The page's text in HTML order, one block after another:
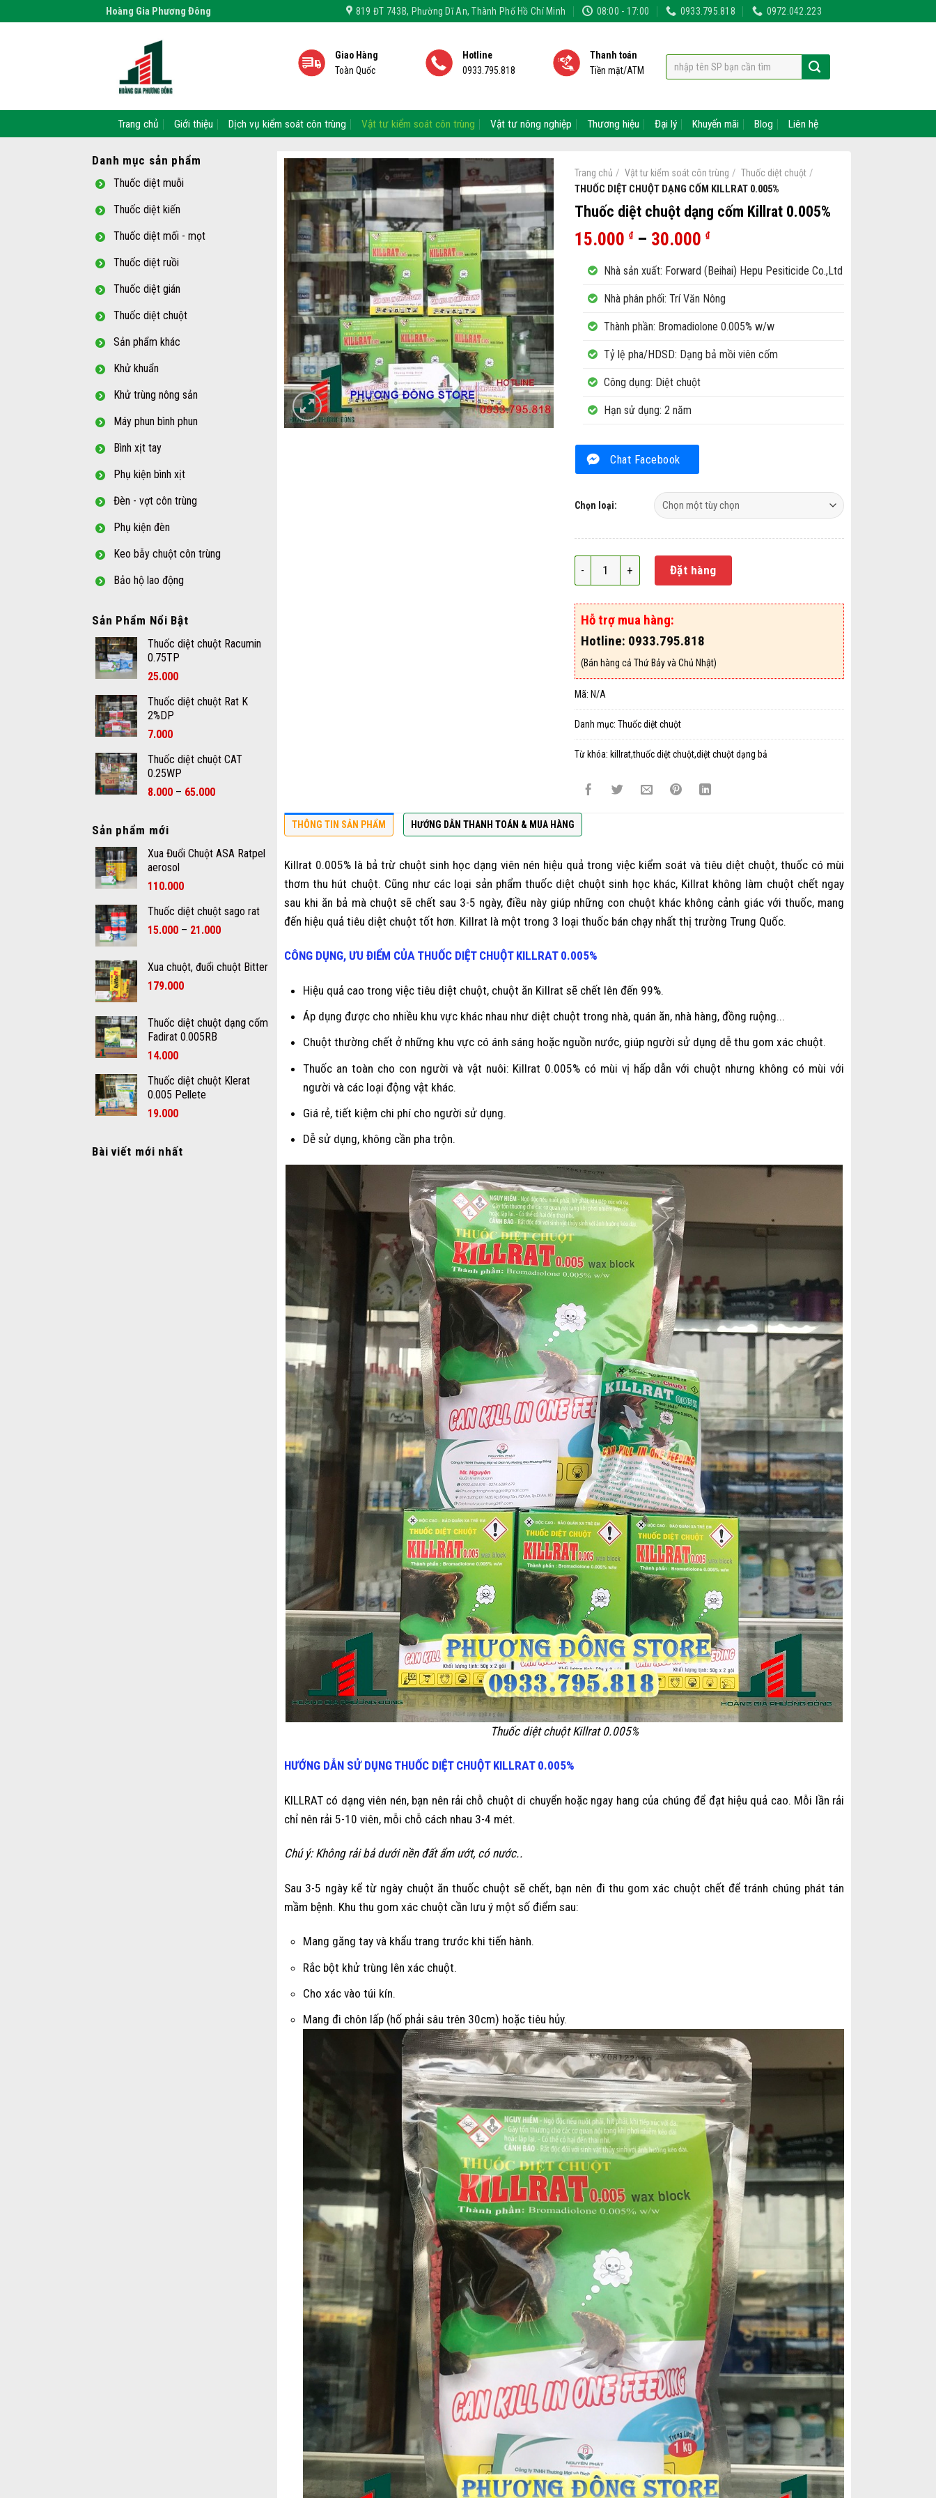
Hoàng Gia Phương Đông 819 ĐT 743B, Phường Dĩ An, Thành Phố Hồ Chí Minh 08:00 - 17:00 0933.795.818 0972.042.223
Giao Hàng
Toàn Quốc
Hotline
0933.795.818
Thanh toán
Tiền mặt/ATM
Trang chủ Giới thiệu Dịch vụ kiểm soát côn trùng Vật tư kiểm soát côn trùng Vật tư nông nghiệp Thương hiệu Đại lý Khuyến mãi Blog Liên hệ
Danh mục sản phẩm
Thuốc diệt muỗi
Thuốc diệt kiến
Thuốc diệt mối - mọt
Thuốc diệt ruồi
Thuốc diệt gián
Thuốc diệt chuột
Sản phẩm khác
Khử khuẩn
Khử trùng nông sản
Máy phun bình phun
Bình xịt tay
Phụ kiện bình xịt
Đèn - vợt côn trùng
Phụ kiện đèn
Keo bẫy chuột côn trùng
Bảo hộ lao động
Sản Phẩm Nổi Bật
Thuốc diệt chuột Racumin
0.75TP
25.000
Thuốc diệt chuột Rat K
2%DP
7.000
Thuốc diệt chuột CAT
0.25WP
8.000 – 65.000
Sản phẩm mới
Xua Đuổi Chuột ASA Ratpel
aerosol
110.000
Thuốc diệt chuột sago rat
15.000 – 21.000
Xua chuột, đuổi chuột Bitter
179.000
Thuốc diệt chuột dạng cốm
Fadirat 0.005RB
14.000
Thuốc diệt chuột Klerat
0.005 Pellete
19.000
Bài viết mới nhất
Trang chủ / Vật tư kiểm soát côn trùng / Thuốc diệt chuột /
THUỐC DIỆT CHUỘT DẠNG CỐM KILLRAT 0.005%
Thuốc diệt chuột dạng cốm Killrat 0.005%
15.000 ₫ – 30.000 ₫
Nhà sản xuất: Forward (Beihai) Hepu Pesiticide Co.,Ltd
Nhà phân phối: Trí Văn Nông
Thành phần: Bromadiolone 0.005% w/w
Tỷ lệ pha/HDSD: Dạng bả mồi viên cốm
Công dụng: Diệt chuột
Hạn sử dụng: 2 năm
Chat Facebook
Chọn loại:
Thuốc diệt chuột dạng cốm Killrat 0.005% số lượng
Đặt hàng
Hỗ trợ mua hàng:
Hotline: 0933.795.818
(Bán hàng cả Thứ Bảy và Chủ Nhật)
Mã: N/A
Danh mục: Thuốc diệt chuột
Từ khóa: killrat,thuốc diệt chuột,diệt chuột dạng bả
THÔNG TIN SẢN PHẨM HƯỚNG DẪN THANH TOÁN & MUA HÀNG
Killrat 0.005% là bả trừ chuột sinh học dạng viên nén hiệu quả trong việc kiểm soát và tiêu diệt chuột, thuốc có mùi
thơm thu hút chuột. Cũng như các loại sản phẩm thuốc diệt chuột sinh học khác, Killrat không làm chuột chết ngay
sau khi ăn bả mà chuột sẽ chết sau 3-5 ngày, điều này giúp những con chuột khác không cảnh giác với thuốc, mang
đến hiệu quả tiêu diệt chuột tốt hơn. Killrat là một trong 3 loại thuốc bán chạy nhất thị trường Trung Quốc.
CÔNG DỤNG, ƯU ĐIỂM CỦA THUỐC DIỆT CHUỘTKILLRAT 0.005%
Hiệu quả cao trong việc tiêu diệt chuột, chuột ăn Killrat sẽ chết lên đến 99%.
Áp dụng được cho nhiều khu vực khác nhau như diệt chuột trong nhà, quán ăn, nhà hàng, đồng ruộng...
Chuột thường chết ở những khu vực có ánh sáng hoặc nguồn nước, giúp người sử dụng dễ thu gom xác chuột.
Thuốc an toàn cho con người và vật nuôi: Killrat 0.005% có mùi vị hấp dẫn với chuột nhưng không có mùi với
người và các loại động vật khác.
Giá rẻ, tiết kiệm chi phí cho người sử dụng.
Dễ sử dụng, không cần pha trộn.
Thuốc diệt chuột Killrat 0.005%
HƯỚNG DẪN SỬ DỤNG THUỐC DIỆT CHUỘTKILLRAT 0.005%
KILLRAT có dạng viên nén, bạn nên rải chỗ chuột di chuyển hoặc ngay hang của chúng để đạt hiệu quả cao. Mỗi lần rải
chỉ nên rải 5-10 viên, mỗi chỗ cách nhau 3-4 mét.
Chú ý: Không rải bả dưới nền đất ẩm ướt, có nước..
Sau 3-5 ngày kể từ ngày chuột ăn thuốc chuột sẽ chết, bạn nên đi thu gom xác chuột chết để tránh chúng phát tán
mầm bệnh. Khu thu gom xác chuột cần lưu ý một số điểm sau:
Mang găng tay và khẩu trang trước khi tiến hành.
Rắc bột khử trùng lên xác chuột.
Cho xác vào túi kín.
Mang đi chôn lấp (hố phải sâu trên 30cm) hoặc tiêu hủy.